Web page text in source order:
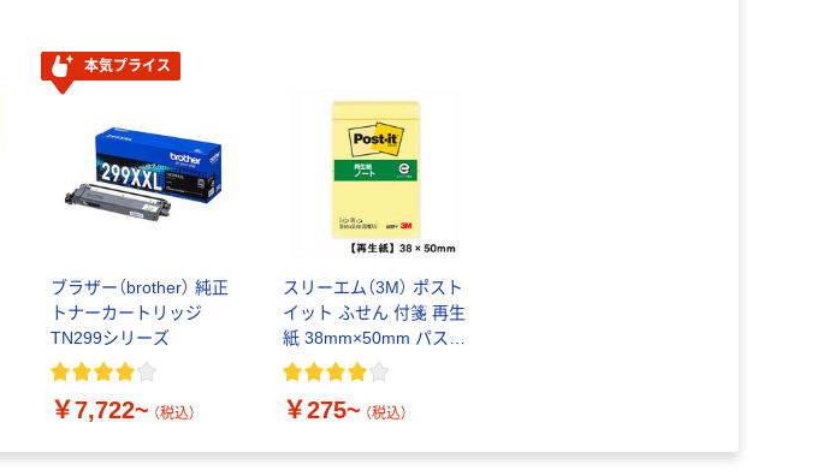
本気プライス
ブラザー（brother） 純正
トナーカートリッジ
TN299シリーズ
￥7,722~ （税込）
スリーエム（3M） ポスト
イット ふせん 付箋 再生
紙 38mm×50mm パステ
ルカラー
￥275~ （税込）